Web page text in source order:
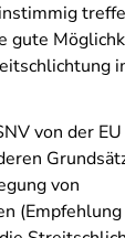
gute
von der
von